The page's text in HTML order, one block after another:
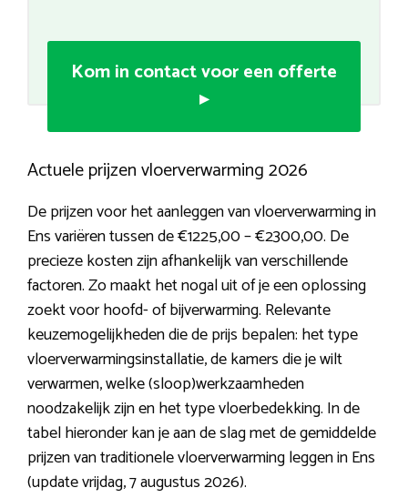
Kom in contact voor een offerte
▸
Actuele prijzen vloerverwarming 2026
De prijzen voor het aanleggen van vloerverwarming in
Ens variëren tussen de €1225,00 – €2300,00. De
precieze kosten zijn afhankelijk van verschillende
factoren. Zo maakt het nogal uit of je een oplossing
zoekt voor hoofd- of bijverwarming. Relevante
keuzemogelijkheden die de prijs bepalen: het type
vloerverwarmingsinstallatie, de kamers die je wilt
verwarmen, welke (sloop)werkzaamheden
noodzakelijk zijn en het type vloerbedekking. In de
tabel hieronder kan je aan de slag met de gemiddelde
prijzen van traditionele vloerverwarming leggen in Ens
(update vrijdag, 7 augustus 2026).